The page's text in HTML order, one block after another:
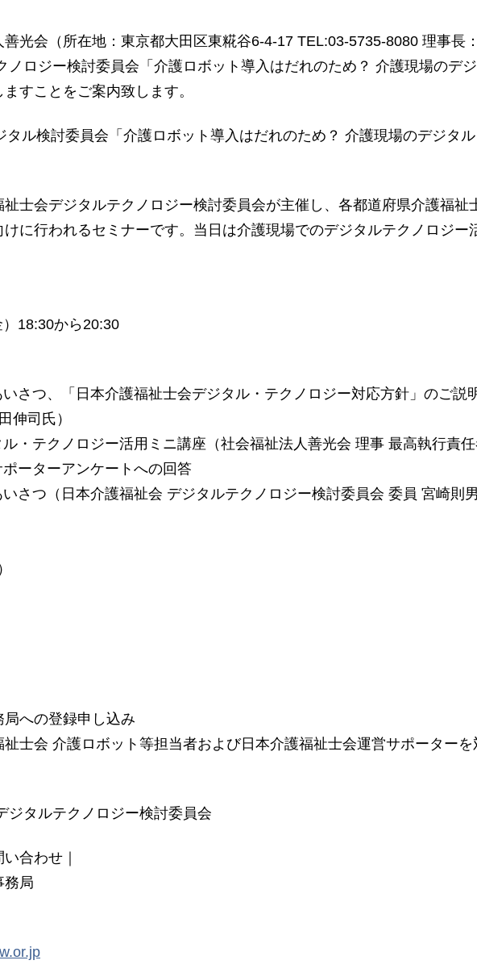
光会（所在地：東京都大田区東糀谷6-4-17 TEL:03-5735-8080 理事長
ノロジー検討委員会「介護ロボット導入はだれのため？ 介護現場のデ
すことをご案内致します。
タル検討委員会「介護ロボット導入はだれのため？ 介護現場のデジタ
士会デジタルテクノロジー検討委員会が主催し、各都道府県介護福
に行われるセミナーです。当日は介護現場でのデジタルテクノロジ
18:30から20:30
つ、「日本介護福祉士会デジタル・テクノロジー対応方針」のご説
伸司氏）
テクノロジー活用ミニ講座（社会福祉法人善光会 理事 最高執行責任
ターアンケートへの回答
つ（日本介護福祉会 デジタルテクノロジー検討委員会 委員 宮崎則男
への登録申し込み
会 介護ロボット等担当者および日本介護福祉士会運営サポーターを
タルテクノロジー検討委員会
合わせ｜
局